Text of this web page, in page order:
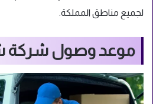
لجميع مناطق المملكة.
موعد وصول شركة